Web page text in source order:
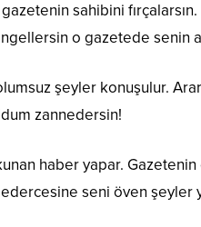
sahibini
o gazetede senin
şeyler konuşulur.
zannedersin!
haber yapar.
seni öven şeyler